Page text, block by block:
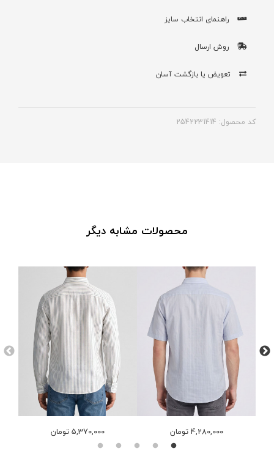
راهنمای انتخاب سایز
روش ارسال
تعویض یا بازگشت آسان
کد محصول: 2542231414
محصولات مشابه دیگر
5,370,000 تومان 4,280,000 تومان